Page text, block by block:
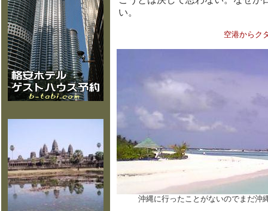
い。
空港からク
沖縄に行ったことがないのでまだ